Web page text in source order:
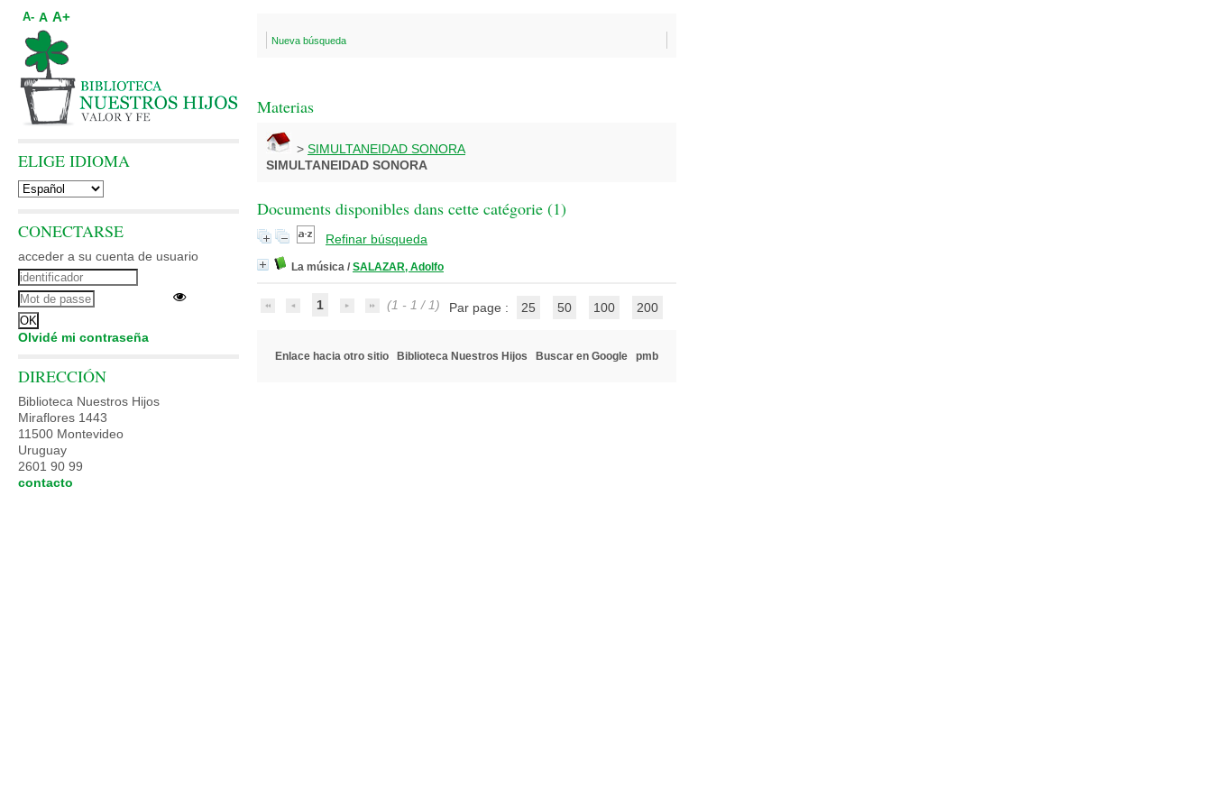
Nueva búsqueda
Materias
> SIMULTANEIDAD SONORA
SIMULTANEIDAD SONORA
Documents disponibles dans cette catégorie (1)
Refinar búsqueda
La música / SALAZAR, Adolfo
1 (1 - 1 / 1) Par page : 25 50 100 200
Enlace hacia otro sitio Biblioteca Nuestros Hijos Buscar en Google pmb
A- A A+
ELIGE IDIOMA
CONECTARSE
acceder a su cuenta de usuario
Olvidé mi contraseña
DIRECCIÓN
Biblioteca Nuestros Hijos
Miraflores 1443
11500 Montevideo
Uruguay
2601 90 99
contacto